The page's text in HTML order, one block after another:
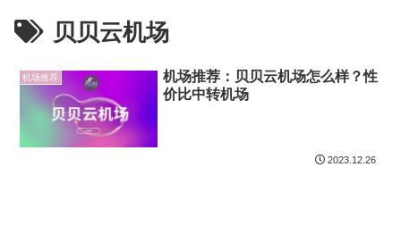
贝贝云机场
机场推荐
机场推荐：贝贝云机场怎么样？性
价比中转机场
2023.12.26